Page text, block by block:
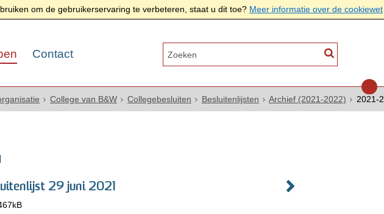
om de gebruikerservaring te verbeteren, staat u dit toe? Meer informatie over de cookiewet
Contact
College van B&W Collegebesluiten Besluitenlijsten Archief (2021-2022) 2021-2
29 juni 2021
467kB